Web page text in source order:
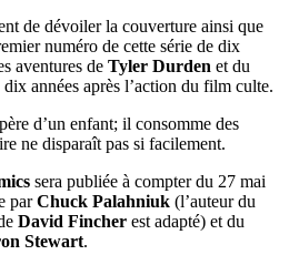
de dévoiler la couverture ainsi que
numéro de cette série de dix
aventures de Tyler Durden et du
années après l’action du film culte.
d’un enfant; il consomme des
ne disparaît pas si facilement.
sera publiée à compter du 27 mai
parChuck Palahniuk (l’auteur du
David Fincher est adapté) et du
Stewart.